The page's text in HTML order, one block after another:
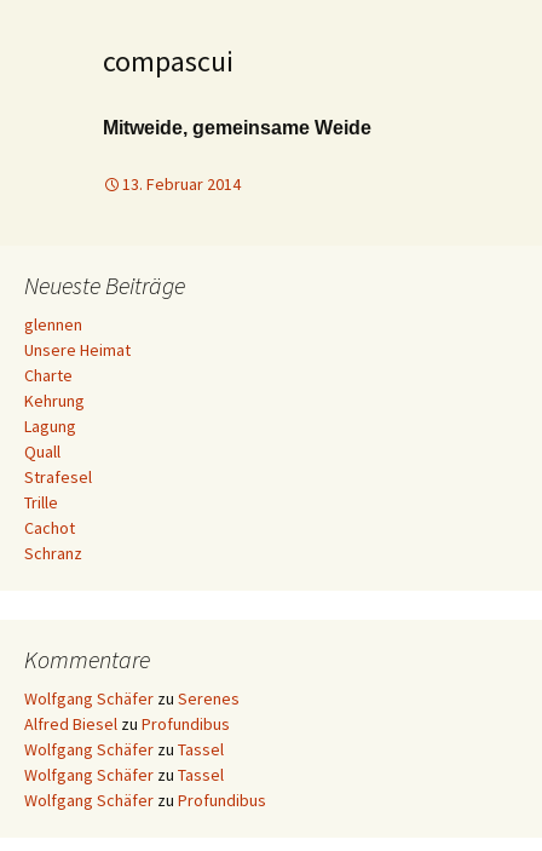
compascui
Mitweide, gemeinsame Weide
13. Februar 2014
Neueste Beiträge
glennen
Unsere Heimat
Charte
Kehrung
Lagung
Quall
Strafesel
Trille
Cachot
Schranz
Kommentare
Wolfgang Schäfer zu Serenes
Alfred Biesel zu Profundibus
Wolfgang Schäfer zu Tassel
Wolfgang Schäfer zu Tassel
Wolfgang Schäfer zu Profundibus